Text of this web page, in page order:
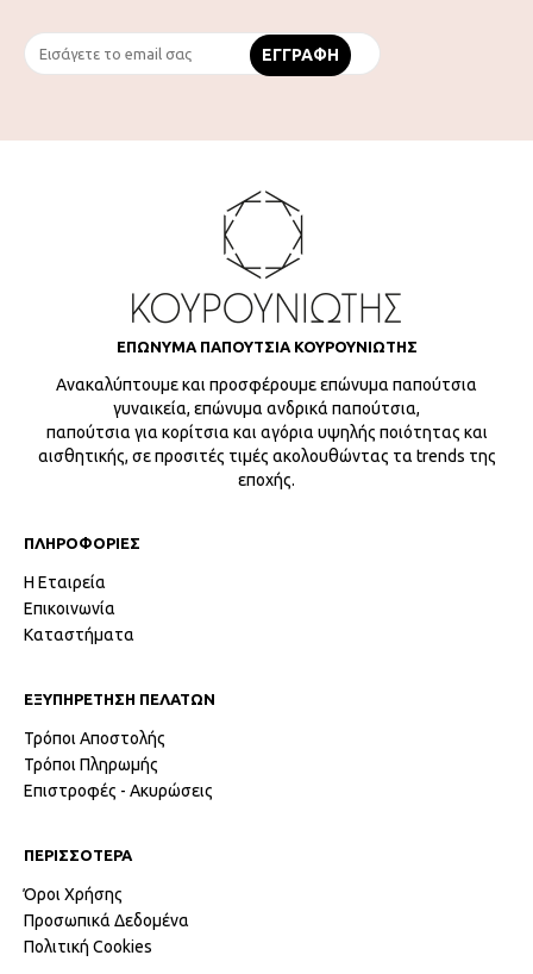
ΕΠΩΝΥΜΑ ΠΑΠΟΥΤΣΙΑ ΚΟΥΡΟΥΝΙΩΤΗΣ
Ανακαλύπτουμε και προσφέρουμε επώνυμα παπούτσια
γυναικεία, επώνυμα ανδρικά παπούτσια,
παπούτσια για κορίτσια και αγόρια υψηλής ποιότητας και
αισθητικής, σε προσιτές τιμές ακολουθώντας τα trends της
εποχής.
ΠΛΗΡΟΦΟΡΙΕΣ
Η Εταιρεία
Επικοινωνία
Καταστήματα
ΕΞΥΠΗΡΕΤΗΣΗ ΠΕΛΑΤΩΝ
Τρόποι Αποστολής
Τρόποι Πληρωμής
Επιστροφές - Ακυρώσεις
ΠΕΡΙΣΣΟΤΕΡΑ
Όροι Χρήσης
Προσωπικά Δεδομένα
Πολιτική Cookies